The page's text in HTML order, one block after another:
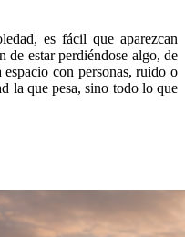
es fácil que aparezcan
de estar perdiéndose algo, de
con personas, ruido o
la que pesa, sino todo lo que